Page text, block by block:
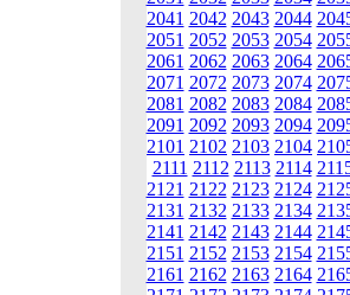
2041 2042 2043 2044
2051 2052 2053 2054
2061 2062 2063 2064
2071 2072 2073 2074
2081 2082 2083 2084
2091 2092 2093 2094
2101 2102 2103 2104
2111 2112 2113 2114
2121 2122 2123 2124
2131 2132 2133 2134
2141 2142 2143 2144
2151 2152 2153 2154
2161 2162 2163 2164